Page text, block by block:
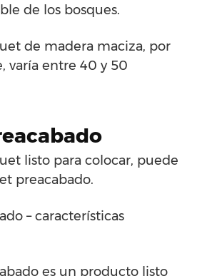
de los bosques.
de madera maciza, por
varía entre 40 y 50
listo para colocar, puede
preacabado.
– características
es un producto listo